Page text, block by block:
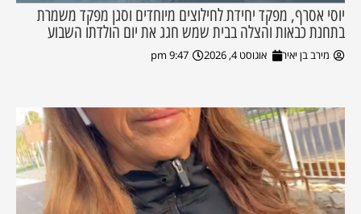
יוסי אסרף, מפקד יחידת לחילוצים מיוחדים וסגן מפקד משמרת
בתחנת כבאות והצלה בבית שמש חגג את יום הולדתו השבוע
מירב בן יאיר אוגוסט 4, 2026 9:47 pm